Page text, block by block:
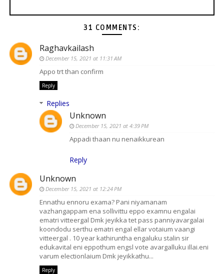
31 COMMENTS:
Raghavkailash
December 15, 2021 at 11:31 AM
Appo trt than confirm
Reply
Replies
Unknown
December 15, 2021 at 4:39 PM
Appadi thaan nu nenaikkurean
Reply
Unknown
December 15, 2021 at 12:24 PM
Ennathu ennoru exama? Pani niyamanam
vazhangappam ena sollivittu eppo examnu engalai
ematri vitteergal Dmk jeyikka tet pass panniyavargalai
koondodu serthu ematri engal ellar votaium vaangi
vitteergal . 10 year kathiruntha engaluku stalin sir
edukavital eni eppothum engsl vote avargalluku illai.eni
varum electionlaium Dmk jeyikkathu...
Reply